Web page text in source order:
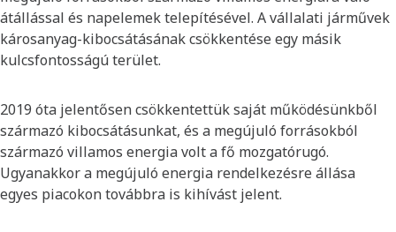
átállással és napelemek telepítésével. A vállalati járművek
károsanyag-kibocsátásának csökkentése egy másik
kulcsfontosságú terület.
2019 óta jelentősen csökkentettük saját működésünkből
származó kibocsátásunkat, és a megújuló forrásokból
származó villamos energia volt a fő mozgatórugó.
Ugyanakkor a megújuló energia rendelkezésre állása
egyes piacokon továbbra is kihívást jelent.